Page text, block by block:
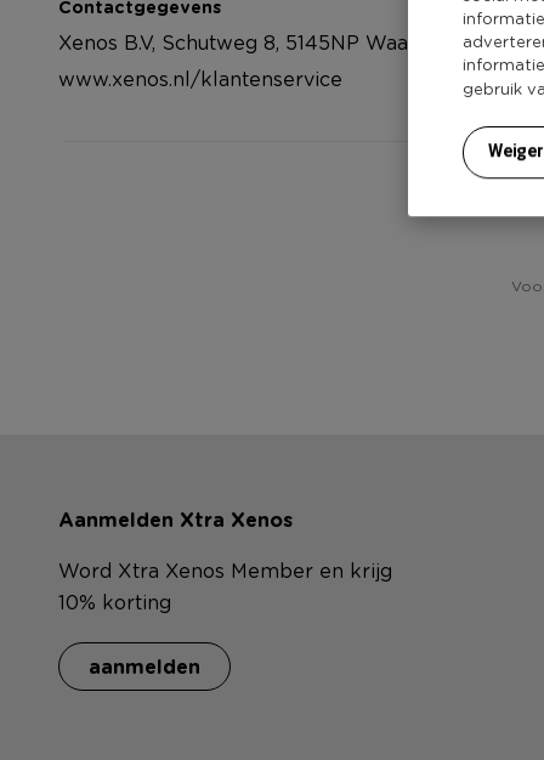
gebruik
Contactgegevens
Xenos B.V, Schutweg 8, 5145NP Waalwijk,
www.xenos.nl/klantenservice
Aanmelden Xtra Xenos
Word Xtra Xenos Member en krijg
10% korting
aanmelden